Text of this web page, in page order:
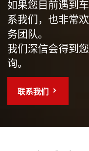
如果您目前遇到
系我们，也非常
务团队。
我们深信会得到
询。
联系我们